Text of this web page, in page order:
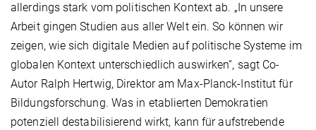
allerdings stark vom politischen Kontext ab. „In unsere
Arbeit gingen Studien aus aller Welt ein. So können wir
zeigen, wie sich digitale Medien auf politische Systeme im
globalen Kontext unterschiedlich auswirken“, sagt Co-
Autor Ralph Hertwig, Direktor am Max-Planck-Institut für
Bildungsforschung. Was in etablierten Demokratien
potenziell destabilisierend wirkt, kann für aufstrebende